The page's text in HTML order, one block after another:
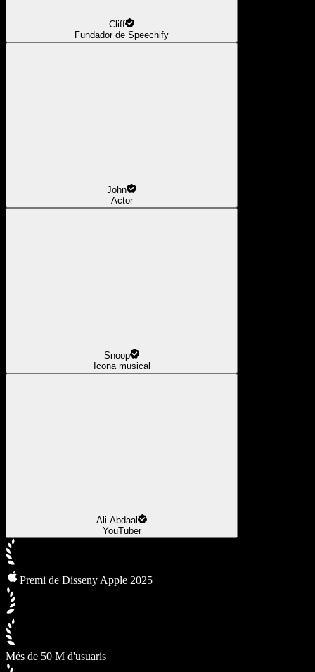
Cliff
Fundador de Speechify
John
Actor
Snoop
Icona musical
Ali Abdaal
YouTuber
Premi de Disseny Apple 2025
Més de 50 M d'usuaris